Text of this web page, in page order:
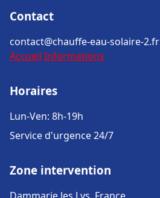
Contact
contact@chauffe-eau-solaire-2.fr
Accueil Informations
Horaires
Lun-Ven: 8h-19h
Service d'urgence 24/7
Zone intervention